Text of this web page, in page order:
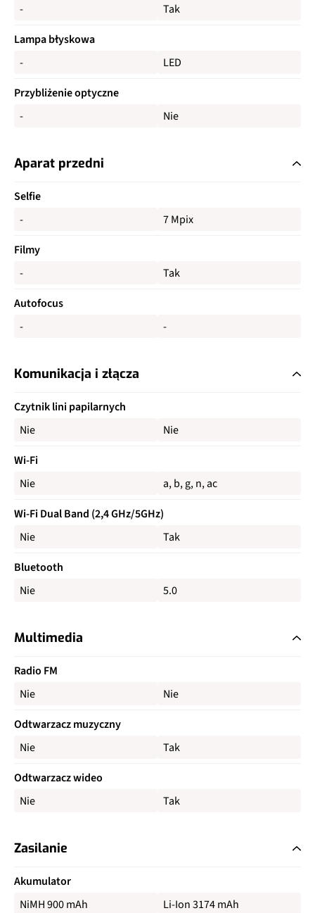
-
Tak
Lampa błyskowa
-
LED
Przybliżenie optyczne
-
Nie
Aparat przedni
Selfie
-
7 Mpix
Filmy
-
Tak
Autofocus
-
-
Komunikacja i złącza
Czytnik lini papilarnych
Nie
Nie
Wi-Fi
Nie
a, b, g, n, ac
Wi-Fi Dual Band (2,4 GHz/5GHz)
Nie
Tak
Bluetooth
Nie
5.0
Multimedia
Radio FM
Nie
Nie
Odtwarzacz muzyczny
Nie
Tak
Odtwarzacz wideo
Nie
Tak
Zasilanie
Akumulator
NiMH 900 mAh
Li-Ion 3174 mAh